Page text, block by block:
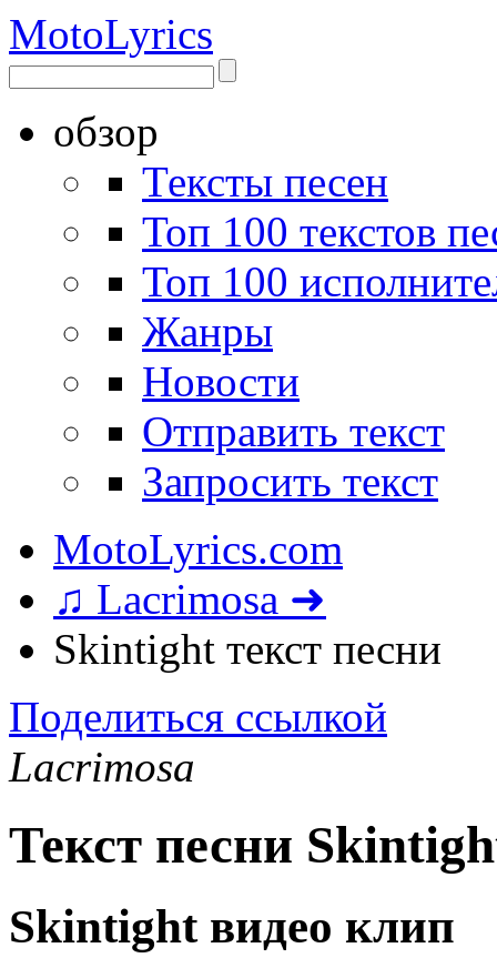
MotoLyrics
обзор
Тексты песен
Топ 100 текстов
Топ 100
Жанры
Новости
Отправить текст
Запросить текст
MotoLyrics.com
♫ Lacrimosa ➜
Skintight текст песни
Поделиться ссылкой
Lacrimosa
Текст песни
Skintight видео клип